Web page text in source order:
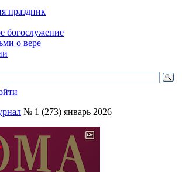
праздник
богослужение
о вере
№ 1 (273) январь 2026